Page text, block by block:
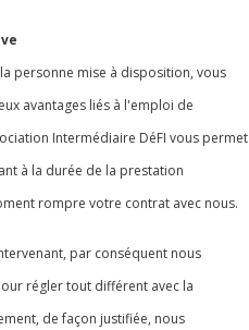
personne mise à disposition, vous
avantages liés à l'emploi de
Intermédiaire DéFI vous permet
à la durée de la prestation
rompre votre contrat avec nous.
par conséquent nous
régler tout différent avec la
de façon justifiée, nous